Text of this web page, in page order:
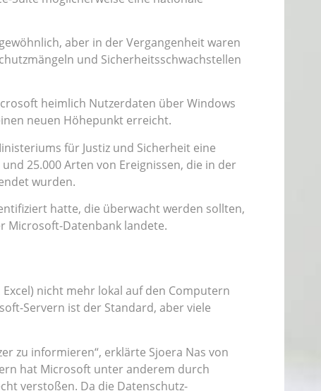
aber in der Vergangenheit waren
und Sicherheitsschwachstellen
heimlich Nutzerdaten über Windows
neuen Höhepunkt erreicht.
für Justiz und Sicherheit eine
25.000 Arten von Ereignissen, die in der
wurden.
hatte, die überwacht werden sollten,
Microsoft-Datenbank landete.
nicht mehr lokal auf den Computern
Servern ist der Standard, aber viele
zu informieren“, erklärte Sjoera Nas von
hat Microsoft unter anderem durch
verstoßen. Da die Datenschutz-